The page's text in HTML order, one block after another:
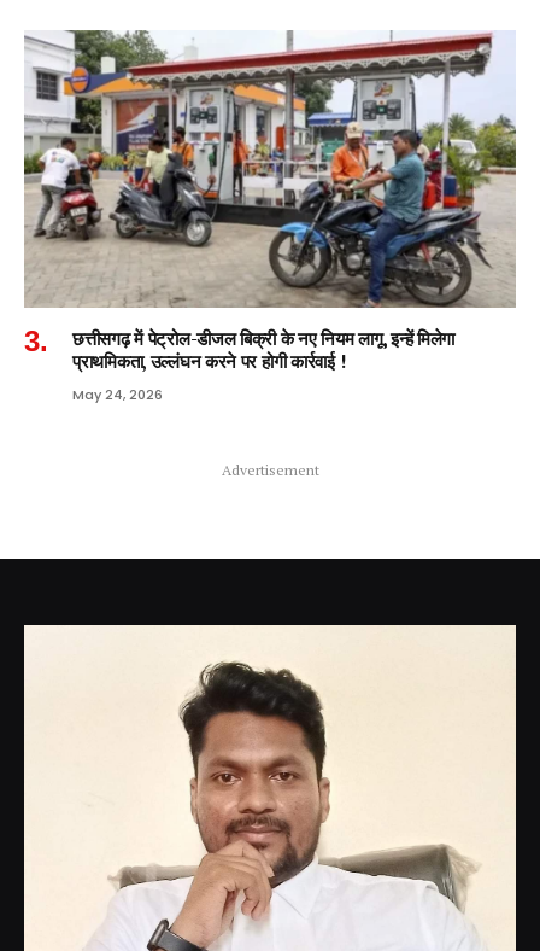
छत्तीसगढ़ में पेट्रोल-डीजल बिक्री के नए नियम लागू, इन्हें मिलेगा
प्राथमिकता, उल्लंघन करने पर होगी कार्रवाई !
May 24, 2026
Advertisement